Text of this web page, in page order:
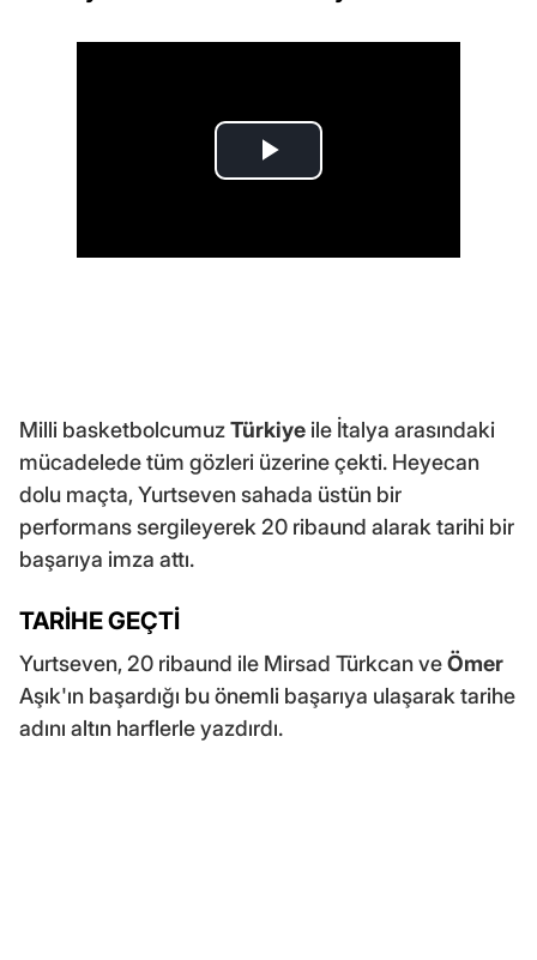
Milli basketbolcumuzTürkiye ile İtalya arasındaki
mücadelede tüm gözleri üzerine çekti. Heyecan
dolu maçta, Yurtseven sahada üstün bir
performans sergileyerek 20 ribaund alarak tarihi bir
başarıya imza attı.
TARİHE GEÇTİ
Yurtseven, 20 ribaund ile Mirsad Türkcan veÖmer
Aşık'ın başardığı bu önemli başarıya ulaşarak tarihe
adını altın harflerle yazdırdı.